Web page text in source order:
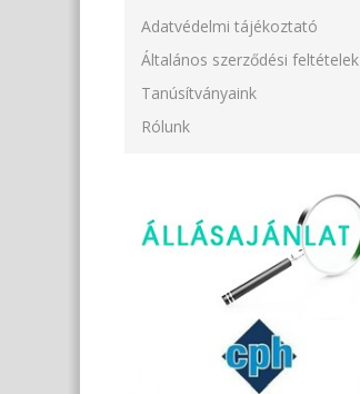
Adatvédelmi tájékoztató
Általános szerződési feltételek
Tanúsítványaink
Rólunk